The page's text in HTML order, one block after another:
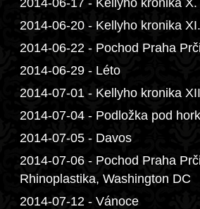
2014-06-17 - Kellyho kronika X.
2014-06-20 - Kellyho kronika
2014-06-22 - Pochod Praha
2014-06-29 - Léto
2014-07-01 - Kellyho kronika
2014-07-04 - Podložka pod
2014-07-05 - Davos
2014-07-06 - Pochod Praha
Rhinoplastika, Washington DC
2014-07-12 - Vánoce